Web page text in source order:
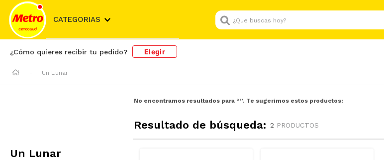
CATEGORIAS
¿Que buscas hoy?
¿Cómo quieres recibir tu pedido? Elegir
Un Lunar
No encontramos resultados para “”. Te sugerimos estos productos:
Resultado de búsqueda: 2 PRODUCTOS
Un Lunar